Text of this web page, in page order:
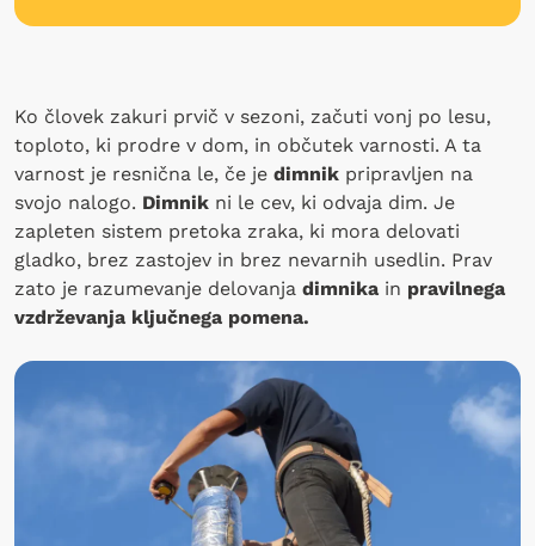
Ko človek zakuri prvič v sezoni, začuti vonj po lesu,
toploto, ki prodre v dom, in občutek varnosti. A ta
varnost je resnična le, če je dimnik pripravljen na
svojo nalogo. Dimnik ni le cev, ki odvaja dim. Je
zapleten sistem pretoka zraka, ki mora delovati
gladko, brez zastojev in brez nevarnih usedlin. Prav
zato je razumevanje delovanja dimnika in pravilnega
vzdrževanja ključnega pomena.